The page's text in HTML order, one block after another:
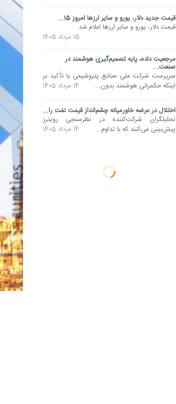
قیمت جدید دلار، یورو و سایر ارزها امروز 15...
قیمت دلار، یورو و سایر ارزها اعلام شد.
15 مرداد 1405
مرجعیت داده، پایه تصمیم‌گیری‌ هوشمند در
صنعت...
سرپرست شرکت ملی صنایع پتروشیمی با تأکید بر
اینکه حکمرانی هوشمند بدون...
14 مرداد 1405
اختلال در عرضه خاورمیانه چشم‌انداز قیمت نفت را...
تحلیلگران شرکت‌کننده در نظرسنجی رویترز
پیش‌بینی می‌کنند که با تداوم...
14 مرداد 1405